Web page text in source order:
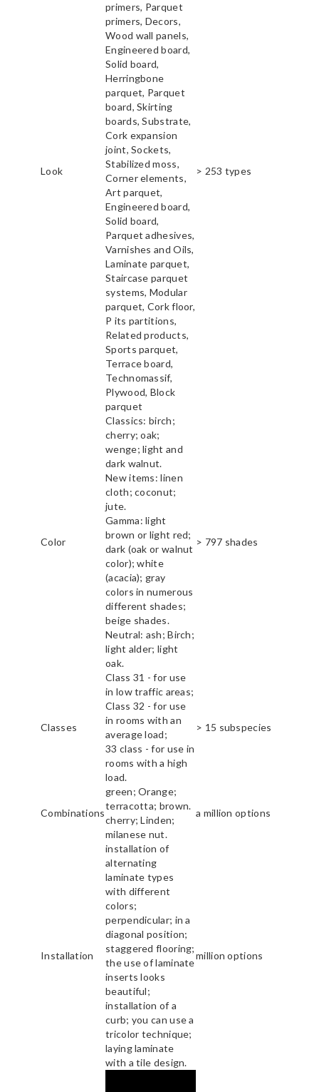
Look
primers, Parquet
primers, Decors,
Wood wall panels,
Engineered board,
Solid board,
Herringbone
parquet, Parquet
board, Skirting
boards, Substrate,
Cork expansion
joint, Sockets,
Stabilized moss,
Corner elements,
Art parquet,
Engineered board,
Solid board,
Parquet adhesives,
Varnishes and Oils,
Laminate parquet,
Staircase parquet
systems, Modular
parquet, Cork floor,
P its partitions,
Related products,
Sports parquet,
Terrace board,
Technomassif,
Plywood, Block
parquet
> 253 types
Color
Classics: birch;
cherry; oak;
wenge; light and
dark walnut.
New items: linen
cloth; coconut;
jute.
Gamma: light
brown or light red;
dark (oak or walnut
color); white
(acacia); gray
colors in numerous
different shades;
beige shades.
Neutral: ash; Birch;
light alder; light
oak.
> 797 shades
Classes
Class 31 - for use
in low traffic areas;
Class 32 - for use
in rooms with an
average load;
33 class - for use in
rooms with a high
load.
> 15 subspecies
Combinations
green; Orange;
terracotta; brown.
cherry; Linden;
milanese nut.
a million options
Installation
installation of
alternating
laminate types
with different
colors;
perpendicular; in a
diagonal position;
staggered flooring;
the use of laminate
inserts looks
beautiful;
installation of a
curb; you can use a
tricolor technique;
laying laminate
with a tile design.
million options